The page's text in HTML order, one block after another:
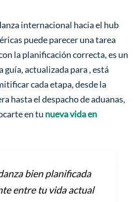
internacional hacia el hub
puede parecer una tarea
la planificación correcta, es un
guía, actualizada para , está
cada etapa, desde la
hasta el despacho de aduanas,
en tu nueva vida en
bien planificada
entre tu vida actual